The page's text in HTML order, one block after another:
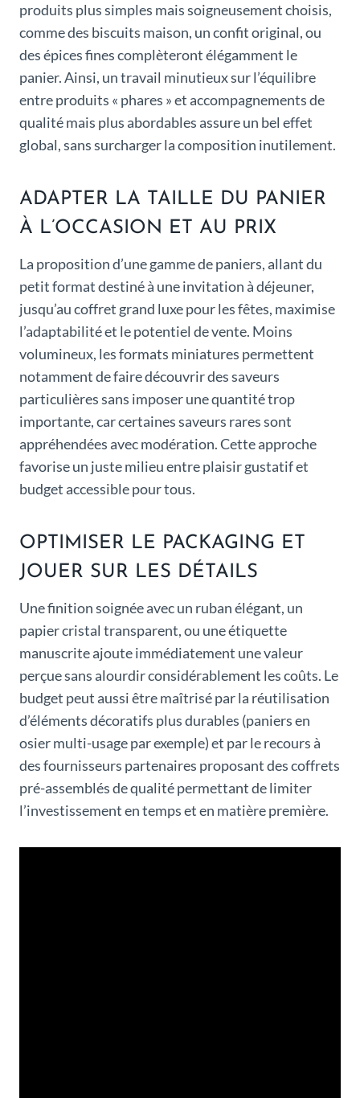
produits plus simples mais soigneusement choisis,
comme des biscuits maison, un confit original, ou
des épices fines complèteront élégamment le
panier. Ainsi, un travail minutieux sur l’équilibre
entre produits « phares » et accompagnements de
qualité mais plus abordables assure un bel effet
global, sans surcharger la composition inutilement.
ADAPTER LA TAILLE DU PANIER
À L’OCCASION ET AU PRIX
La proposition d’une gamme de paniers, allant du
petit format destiné à une invitation à déjeuner,
jusqu’au coffret grand luxe pour les fêtes, maximise
l’adaptabilité et le potentiel de vente. Moins
volumineux, les formats miniatures permettent
notamment de faire découvrir des saveurs
particulières sans imposer une quantité trop
importante, car certaines saveurs rares sont
appréhendées avec modération. Cette approche
favorise un juste milieu entre plaisir gustatif et
budget accessible pour tous.
OPTIMISER LE PACKAGING ET
JOUER SUR LES DÉTAILS
Une finition soignée avec un ruban élégant, un
papier cristal transparent, ou une étiquette
manuscrite ajoute immédiatement une valeur
perçue sans alourdir considérablement les coûts. Le
budget peut aussi être maîtrisé par la réutilisation
d’éléments décoratifs plus durables (paniers en
osier multi-usage par exemple) et par le recours à
des fournisseurs partenaires proposant des coffrets
pré-assemblés de qualité permettant de limiter
l’investissement en temps et en matière première.